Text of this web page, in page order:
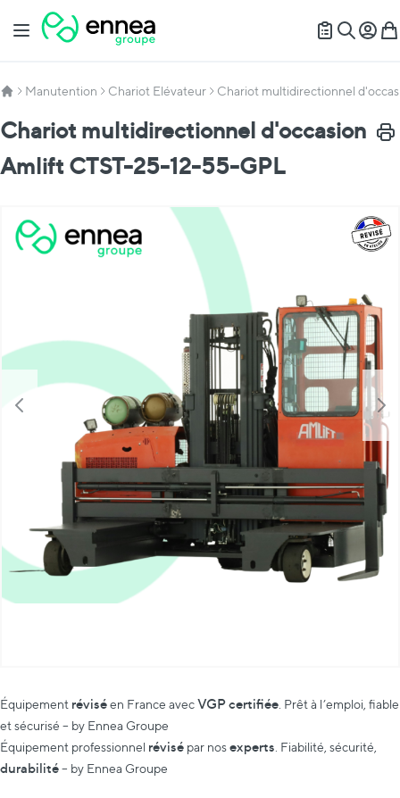
Allez au contenu
Basculer la navigation
Mon
Manutention Chariot Elévateur Chariot multidirectionnel
Chariot multidirectionnel d'occasion
Amlift CTST-25-12-55-GPL
Équipement réviséen France avecVGP certifiée . Prêt à l’emploi, fiable
et sécurisé – by Ennea Groupe
Équipement professionnel révisé par nosexperts . Fiabilité, sécurité,
durabilité– by Ennea Groupe